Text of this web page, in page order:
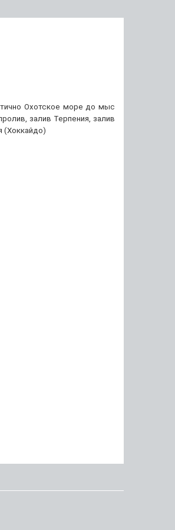
Охотское море до мыс
залив Терпения, залив
(Хоккайдо)